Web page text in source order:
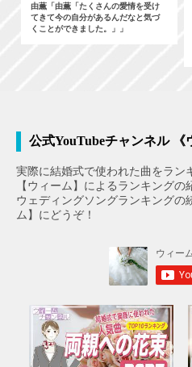
由薫「由薫「たくさんの愛情を受け
てきて今の自分があるんだなと気づ
くことができました。」」
公式YouTubeチャンネル 《
実際に結婚式で使われた曲をラン
【ウィーム】によるランキングの
ウェディングソングランキングの
ム】にどうぞ！